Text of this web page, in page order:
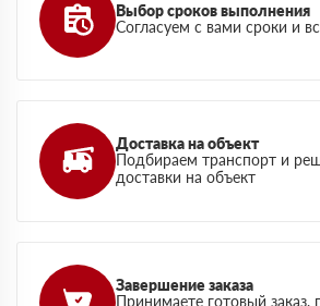
Выбор сроков выполнения
Согласуем с вами сроки и
Доставка на объект
Подбираем транспорт и
доставки на объект
Завершение заказа
Принимаете готовый заказ,